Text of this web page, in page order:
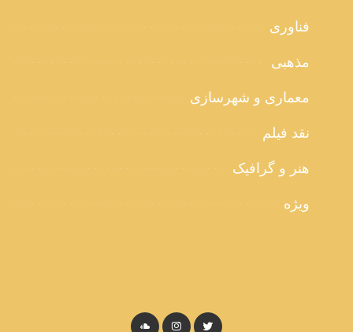
فناوری
مذهبی
معماری و شهرسازی
نقد فیلم
هنر و گرافیک
ویژه